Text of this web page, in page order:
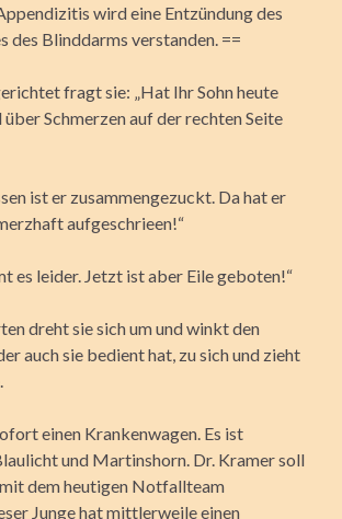
wird eine Entzündung des
des Blinddarms verstanden. ==
fragt sie: „Hat Ihr Sohn heute
Schmerzen auf der rechten Seite
ist er zusammengezuckt. Da hat er
aufgeschrieen!“
es leider. Jetzt ist aber Eile geboten!“
dreht sie sich um und winkt den
auch sie bedient hat, zu sich und zieht
einen Krankenwagen. Es ist
und Martinshorn. Dr. Kramer soll
dem heutigen Notfallteam
Junge hat mittlerweile einen